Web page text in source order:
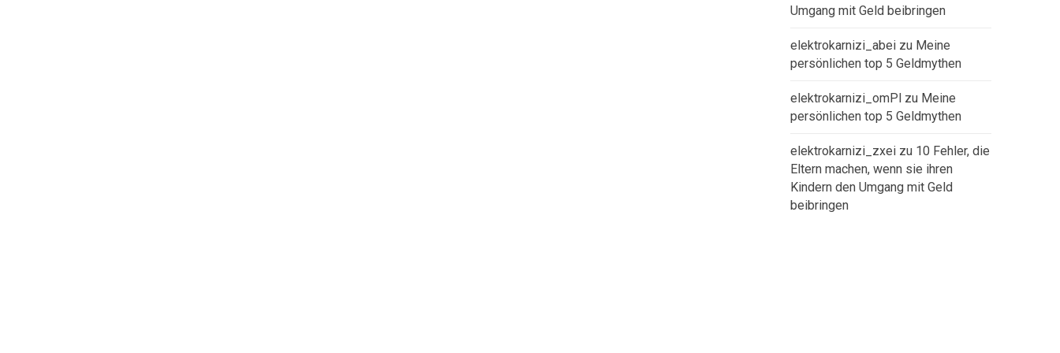
Umgang mit Geld beibringen
elektrokarnizi_abei zu Meine
persönlichen top 5 Geldmythen
elektrokarnizi_omPl zu Meine
persönlichen top 5 Geldmythen
elektrokarnizi_zxei zu 10 Fehler, die
Eltern machen, wenn sie ihren
Kindern den Umgang mit Geld
beibringen